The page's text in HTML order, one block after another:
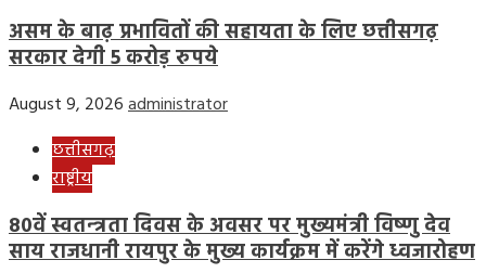
असम के बाढ़ प्रभावितों की सहायता के लिए छत्तीसगढ़
सरकार देगी 5 करोड़ रुपये
August 9, 2026administrator
छत्तीसगढ़
राष्ट्रीय
80वें स्वतन्त्रता दिवस के अवसर पर मुख्यमंत्री विष्णु देव
साय राजधानी रायपुर के मुख्य कार्यक्रम में करेंगे ध्वजारोहण